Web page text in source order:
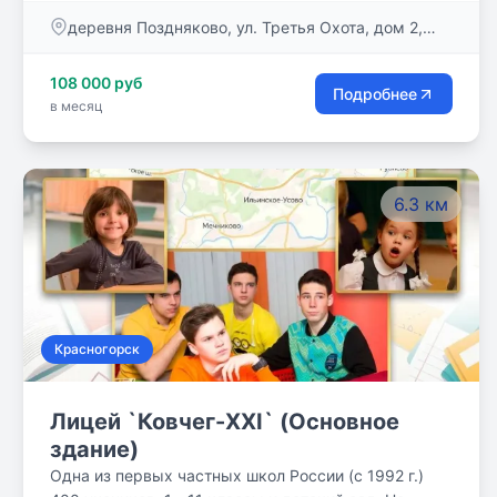
для ребенка и подростка, – вот программа нашей
и каждый урок у нас – маленькое открытие.
Питание и автобусы.
деревня Поздняково, ул. Третья Охота, дом 2,
108 000 руб
в месяц
Подробнее
6.3 км
Красногорск
Лицей `Ковчег-XXI` (Основное
здание)
Одна из первых частных школ России (с 1992 г.)